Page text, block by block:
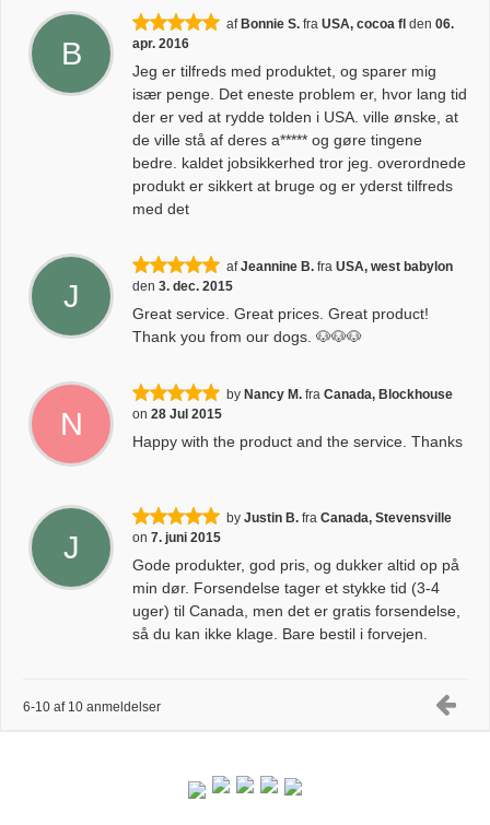
B
af Bonnie S. fra USA, cocoa fl den 06.
apr. 2016
Jeg er tilfreds med produktet, og sparer mig
især penge. Det eneste problem er, hvor lang tid
der er ved at rydde tolden i USA. ville ønske, at
de ville stå af deres a***** og gøre tingene
bedre. kaldet jobsikkerhed tror jeg. overordnede
produkt er sikkert at bruge og er yderst tilfreds
med det
J
afJeannine B. fra USA, west babylon
den 3. dec. 2015
Great service. Great prices. Great product!
Thank you from our dogs. 🐶🐶🐶
N
by Nancy M. fra Canada, Blockhouse
on 28 Jul 2015
Happy with the product and the service. Thanks
J
by Justin B. fra Canada, Stevensville
on 7. juni 2015
Gode produkter, god pris, og dukker altid op på
min dør. Forsendelse tager et stykke tid (3-4
uger) til Canada, men det er gratis forsendelse,
så du kan ikke klage. Bare bestil i forvejen.
6-10 af 10 anmeldelser